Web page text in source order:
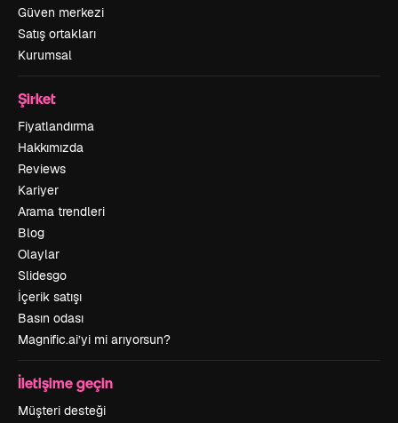
Güven merkezi
Satış ortakları
Kurumsal
Şirket
Fiyatlandırma
Hakkımızda
Reviews
Kariyer
Arama trendleri
Blog
Olaylar
Slidesgo
İçerik satışı
Basın odası
Magnific.ai’yi mi arıyorsun?
İletişime geçin
Müşteri desteği